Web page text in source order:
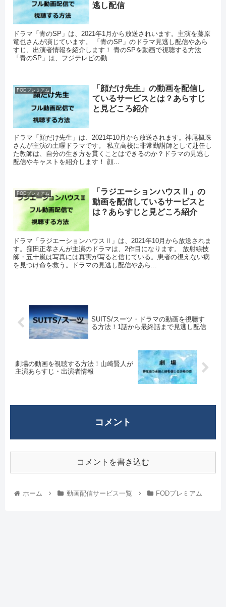
逃し配信
ドラマ「青のSP」は、2021年1月から放送されいます。主演を藤原
竜也さんが演じています。 「青のSP」のドラマ見逃し配信やあら
すじ、出演者情報を紹介します！ 青のSPを動画で視聴する方法
「青のSP」は、フジテレビの動...
FODプレミアム
「顔だけ先生」の動画を配信し
ているサービスとは？あらすじ
と見どころ紹介
ドラマ「顔だけ先生」は、2021年10月から放送されます。神尾楓珠
さんが主演の土曜ドラマです。 私立高校に非常勤講師として赴任し
た教師は、自分の生き方を貫くことはできるのか？ドラマの見逃し
配信やキャストを紹介します！ 顔...
FODプレミアム
「ラジエーションハウスⅡ」の
動画を配信しているサービスと
は？あらすじと見どころ紹介
ドラマ「ラジエーションハウスⅡ」は、2021年10月から放送されま
す。窪田正孝さんが主演のドラマは、2作目になります。 放射線技
師・五十嵐は写真には真実が写ると信じている。患者の視えない病
を見つけ命を救う。ドラマの見逃し配信やあら...
SUITS/スーツ・ドラマの動画を視聴す
る方法！1話から最終話まで見逃し配信
劇場の動画を視聴する方法！山崎賢人が
主演あらすじ・出演者情報
コメント
コメントを書き込む
ホーム 動画配信サービス一覧 FODプレミアム